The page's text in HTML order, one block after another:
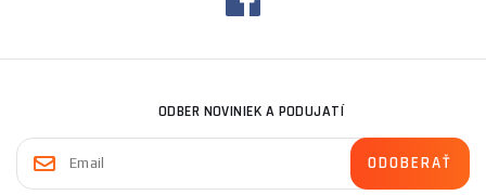
ODBER NOVINIEK A PODUJATÍ